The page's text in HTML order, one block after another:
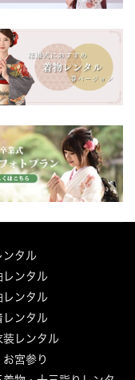
ンタル
レンタル
レンタル
レンタル
装レンタル
お宮参り